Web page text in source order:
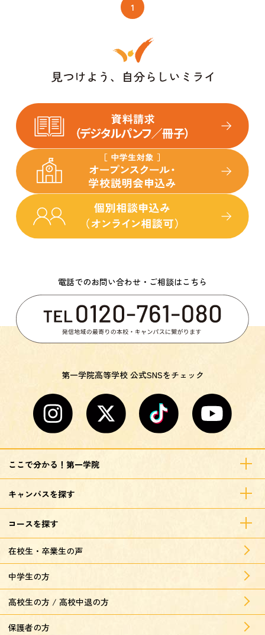
1
電話でのお問い合わせ・ご相談はこちら
第一学院高等学校 公式SNSをチェック
ここで分かる！第一学院
キャンパスを探す
コースを探す
在校生・卒業生の声
中学生の方
高校生の方 / 高校中退の方
保護者の方